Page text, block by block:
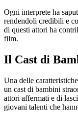
Ogni interprete ha
rendendoli credibili e
di questi attori ha
film.
Il Cast di
Una delle
un cast di bambini
attori affermati e di
giovani talenti che